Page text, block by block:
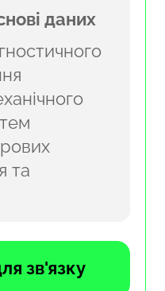
даних
та
зв'язку